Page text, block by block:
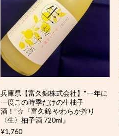
兵庫県【富久錦株式会社】“一年に
一度この時季だけの生柚子
酒！”☆『富久錦 やわらか搾り
〈生〉柚子酒 720ml』
¥1,760